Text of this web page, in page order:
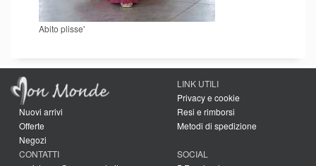
Abito plisse'
Nuovi arrivi
Offerte
Negozi
LINK UTILI
Privacy e cookie
Resi e rimborsi
Metodi di spedizione
CONTATTI
SOCIAL